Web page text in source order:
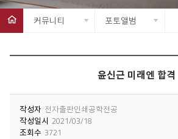
커뮤니티 포토앨범
윤신근 미래엔 합격
작성자 전자출판인쇄공학전공
작성일시 2021/03/18
조회수 3721